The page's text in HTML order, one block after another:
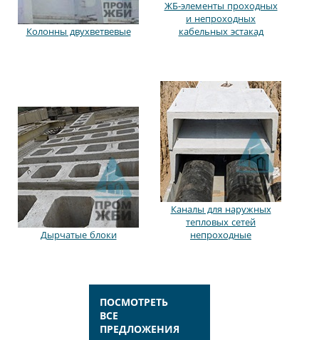
Колонны двухветвевые
ЖБ-элементы проходных
и непроходных
кабельных эстакад
Дырчатые блоки
Каналы для наружных
тепловых сетей
непроходные
ПОСМОТРЕТЬ
ВСЕ
ПРЕДЛОЖЕНИЯ